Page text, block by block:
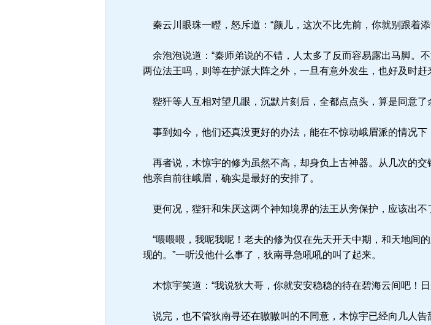
秦云川眼珠一瞪，怒斥道：“颜儿，这次不比先前，你就别跟着添
余泡泡说道：“秦师弟说的不错，人太多了反而容易露出马脚。
两位法王吗，则等在护派大阵之外，一旦有意外发生，也好及时
狴犴等人互相对望几眼，沉默片刻后，全都点点头，算是同意了
事到如今，他们还真没更好的办法，能在不惊动峨眉派的情况下
再者说，木惊宇的修为虽然不高，却身负上古神器。从几次的
他亲自前往峨眉，确实是最好的安排了。
更何况，狴犴和朱厌这两个神知境界的法王从旁保护，应该出不
“喂喂喂，我呢我呢！老夫的修为仅在先天开天中期，和天地间
现的。”一听没他什么事了，狄南寻急吼吼的叫了起来。
木惊宇笑道：“我说狄大哥，你就安安稳稳的待在碧海云间吧！
说完，也不管狄南寻还在嗷嗷叫的不同意，木惊宇已经向几人告